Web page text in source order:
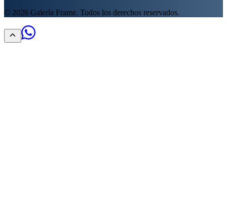
© 2026 Galería Frame. Todos los derechos reservados.